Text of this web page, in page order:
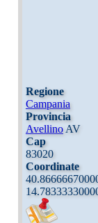
Regione
Campania
Provincia
AvellinoAV
Cap
83020
Coordinate